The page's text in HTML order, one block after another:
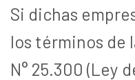
Si dichas
los términos de
N° 25.300 (Ley